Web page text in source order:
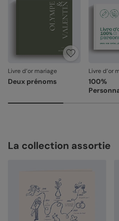
Votre satisfaction, notre
Si vous constatez le moindre
reliure ou à l’acheminement,
jours. Nous nous occupons de
impression si nécessaire.
En revanche, si le point
vous avez validée (texte,
ne pourra pas être repris.
Livre d’or mariage
Deux prénoms
Livre d’or
100%
La collection assortie